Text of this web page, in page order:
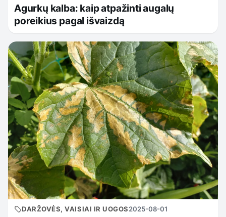
Agurkų kalba: kaip atpažinti augalų
poreikius pagal išvaizdą
DARŽOVĖS, VAISIAI IR UOGOS2025-08-01